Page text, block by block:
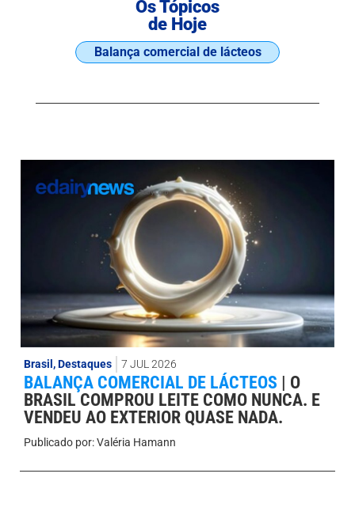
Os Tópicos
de Hoje
Balança comercial de lácteos
Brasil ,Destaques 7 JUL 2026
BALANÇA COMERCIAL DE LÁCTEOS
O
BRASIL COMPROU LEITE COMO NUNCA. E
VENDEU AO EXTERIOR QUASE NADA.
Publicado por:Valéria Hamann